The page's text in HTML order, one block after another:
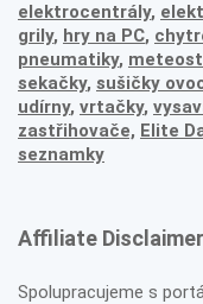
elektrocentrály,
grily, hry na PC,
pneumatiky,
sekačky, sušičky
udírny, vrtačky,
zastřihovače, Elite
seznamky
Affiliate Disclaimer
Spolupracujeme s